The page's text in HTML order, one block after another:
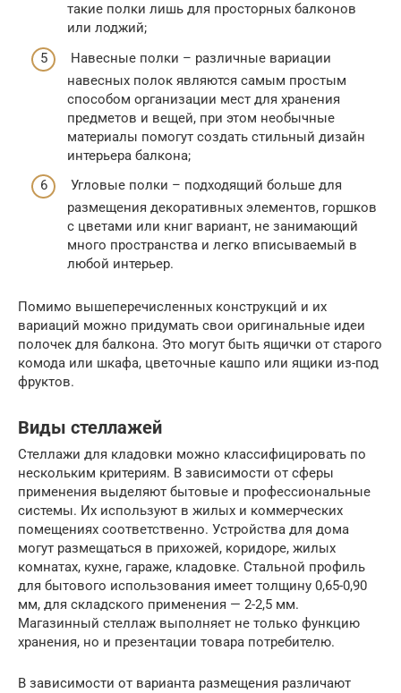
такие полки лишь для просторных балконов
или лоджий;
Навесные полки – различные вариации
навесных полок являются самым простым
способом организации мест для хранения
предметов и вещей, при этом необычные
материалы помогут создать стильный дизайн
интерьера балкона;
Угловые полки – подходящий больше для
размещения декоративных элементов, горшков
с цветами или книг вариант, не занимающий
много пространства и легко вписываемый в
любой интерьер.
Помимо вышеперечисленных конструкций и их
вариаций можно придумать свои оригинальные идеи
полочек для балкона. Это могут быть ящички от старого
комода или шкафа, цветочные кашпо или ящики из-под
фруктов.
Виды стеллажей
Стеллажи для кладовки можно классифицировать по
нескольким критериям. В зависимости от сферы
применения выделяют бытовые и профессиональные
системы. Их используют в жилых и коммерческих
помещениях соответственно. Устройства для дома
могут размещаться в прихожей, коридоре, жилых
комнатах, кухне, гараже, кладовке. Стальной профиль
для бытового использования имеет толщину 0,65-0,90
мм, для складского применения — 2-2,5 мм.
Магазинный стеллаж выполняет не только функцию
хранения, но и презентации товара потребителю.
В зависимости от варианта размещения различают